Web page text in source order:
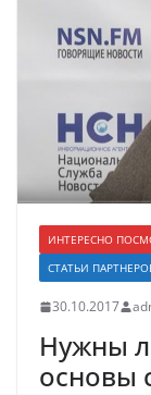
ИНТЕРЕСНО
СТАТЬИ
30.10.2017
Нужны
основы